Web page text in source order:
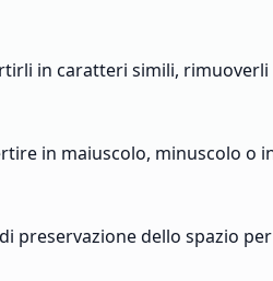
in caratteri simili,
in maiuscolo, minuscolo o
preservazione dello spazio